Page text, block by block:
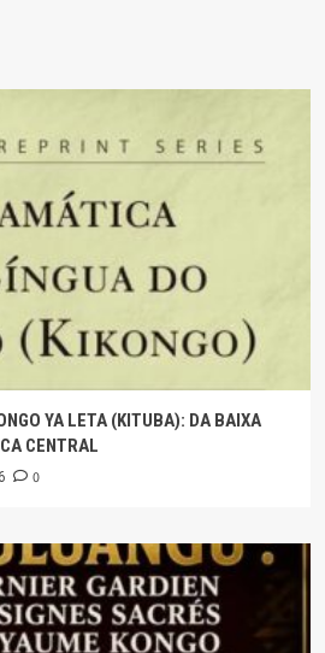
YA LETA (KITUBA): DA BAIXA
CENTRAL
0